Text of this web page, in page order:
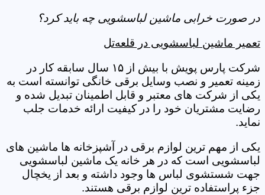
در صورت خرابی ماشین لباسشویی چه باید کرد؟
تعمیر ماشین لباسشویی در قلعه‌تل
شرکت پارس پویش با بیش از ۱۵ سال سابقه کار در
زمینه تعمیر و نصب وسایل برقی خانگی توانسته است به
یکی از شرکت های معتبر و قابل اطمینان تبدیل شده و
رضایت مشتریان خود را در کیفیت ارائه خدمات جلب
نماید.
یکی از مهم ترین لوازم برقی در آشپزخانه ها ماشین های
لباسشویی است که در هر خانه یک ماشین لباسشویی
جهت شستشوی لباس ها وجود داشته و بعد از یخچال
جزء پراستفاده ترین لوازم برقی هستند.